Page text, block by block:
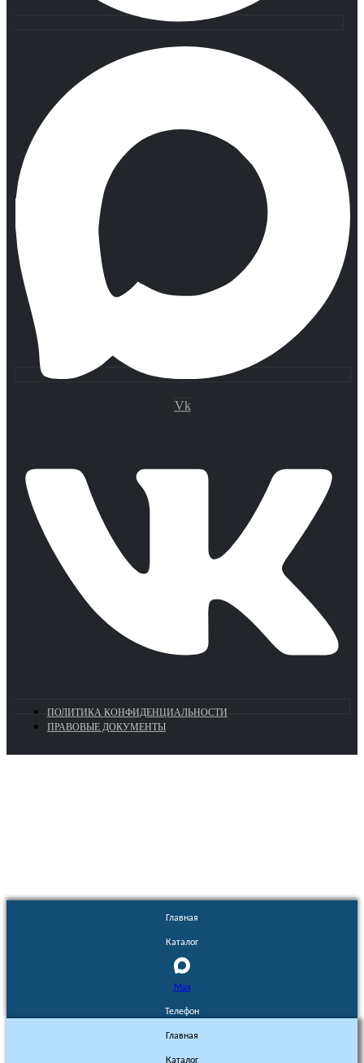
Vk
ПОЛИТИКА КОНФИДЕНЦИАЛЬНОСТИ
ПРАВОВЫЕ ДОКУМЕНТЫ
Главная
Каталог
Max
Телефон
Главная
Каталог